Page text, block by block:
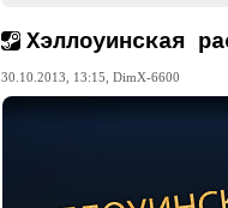
Хэллоуинская
30.10.2013, 13:15, DimX-6600